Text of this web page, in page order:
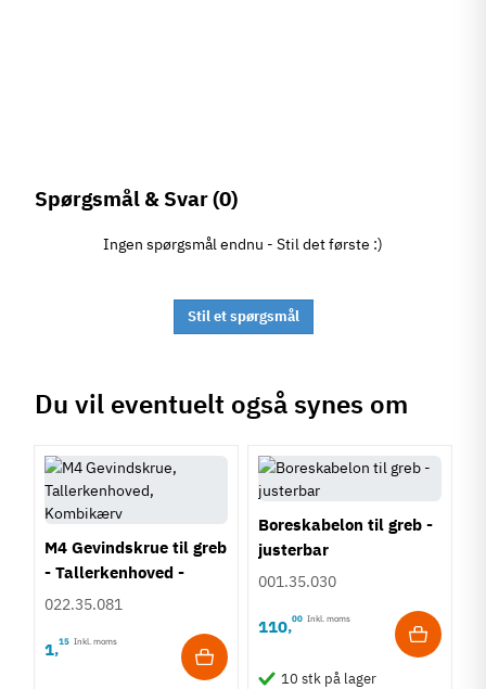
Spørgsmål & Svar(0)
Ingen spørgsmål endnu - Stil det første :)
Stil et spørgsmål
Du vil eventuelt også synes om
M4 Gevindskrue til greb
- Tallerkenhoved -
Krydskærv
022.35.081
1,15 Inkl. moms
Boreskabelon til greb -
justerbar
001.35.030
110,00 Inkl. moms
10 stk på lager